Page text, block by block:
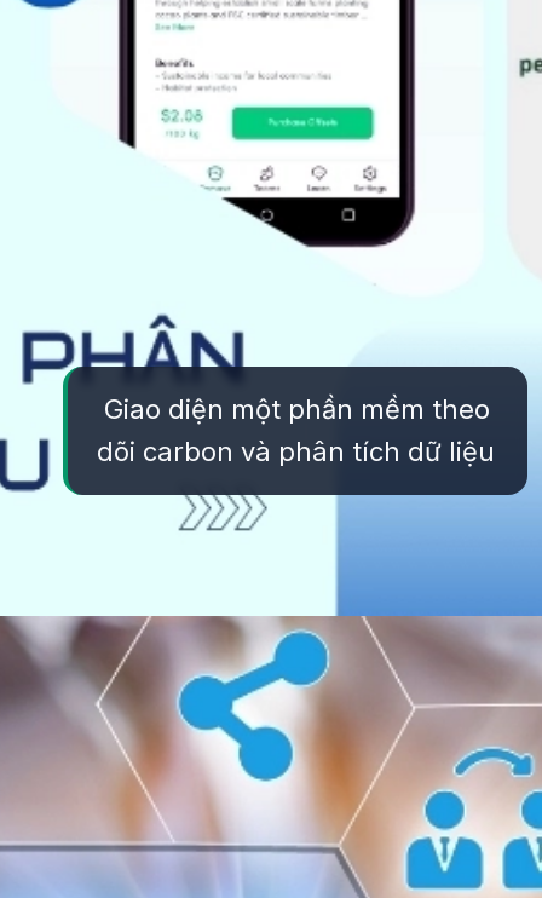
Giao diện một phần mềm theo
dõi carbon và phân tích dữ liệu
Đang mở